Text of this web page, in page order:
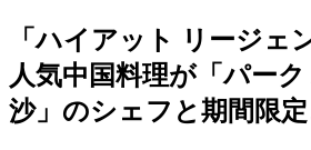
「ハイアット リージェ
人気中国料理が「パー
沙」のシェフと期間限定